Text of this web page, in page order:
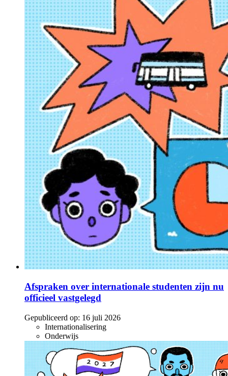
Afspraken over internationale studenten zijn nu
officieel vastgelegd
Gepubliceerd op: 16 juli 2026
Internationalisering
Onderwijs